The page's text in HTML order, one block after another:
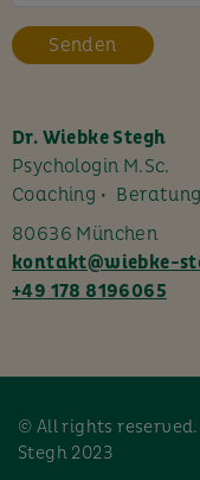
e
l
e
e
r
.
Dr. Wiebke Stegh
Psychologin M.Sc.
Coaching •
80636 München
kontakt@wiebke-
+49 178 8196065
© All rights reserved.
Stegh 2023